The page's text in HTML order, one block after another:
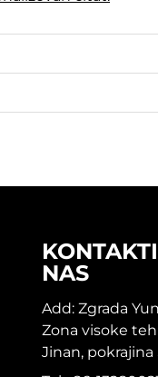
NAS
Add: Zgrada
Zona visoke
Jinan,